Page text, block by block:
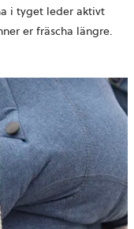
i tyget leder aktivt
er fräscha längre.